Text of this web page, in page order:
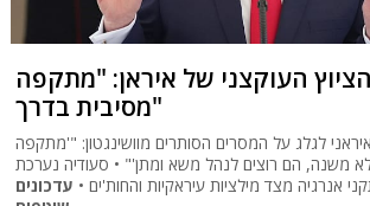
העוקצני של איראן: "מתקפה
מסיבית בדרך"
לגלג על המסרים הסותרים מוושינגטון: "'מתקפה
משנה, הם רוצים לנהל משא ומתן'" • סעודיה נערכת
אנרגיה מצד מילציות עיראקיות והחות'ים • עדכונים